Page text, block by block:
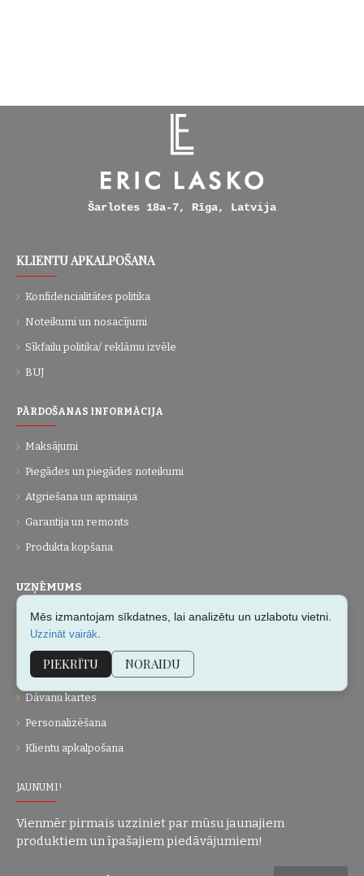
Šarlotes 18a-7, Rīga, Latvija
KLIENTU APKALPOŠANA
Konfidencialitātes politika
Noteikumi un nosacījumi
Sīkfailu politika/ reklāmu izvēle
BUJ
PĀRDOŠANAS INFORMĀCIJA
Maksājumi
Piegādes un piegādes noteikumi
Atgriešana un apmaiņa
Garantija un remonts
Produkta kopšana
UZŅĒMUMS
Par mums
Vietnes karte
Dāvanu kartes
Personalizēšana
Klientu apkalpošana
JAUNUMI!
Vienmēr pirmais uzziniet par mūsu jaunajiem
produktiem un īpašajiem piedāvājumiem!
Mēs izmantojam sīkdatnes, lai analizētu un uzlabotu vietni.
Uzzināt vairāk
PIEKRĪTU NORAIDU